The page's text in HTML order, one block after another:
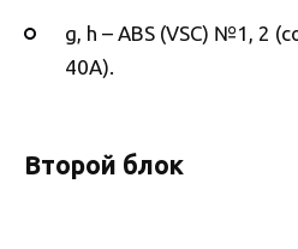
g, h – ABS (VSC) №1, 2
40А).
Второй блок